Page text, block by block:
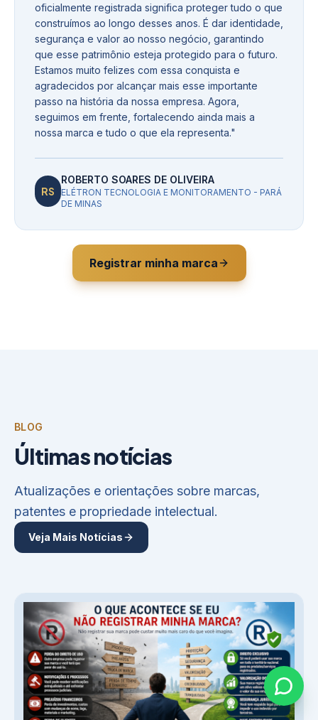
oficialmente registrada significa proteger tudo o que
construímos ao longo desses anos. É dar identidade,
segurança e valor ao nosso negócio, garantindo
que esse patrimônio esteja protegido para o futuro.
Estamos muito felizes com essa conquista e
agradecidos por alcançar mais esse importante
passo na história da nossa empresa. Agora,
seguimos em frente, fortalecendo ainda mais a
nossa marca e tudo o que ela representa."
RS
ROBERTO SOARES DE OLIVEIRA
ELÉTRON TECNOLOGIA E MONITORAMENTO - PARÁ
DE MINAS
Registrar minha marca
BLOG
Últimas notícias
Atualizações e orientações sobre marcas,
patentes e propriedade intelectual.
Veja Mais Notícias